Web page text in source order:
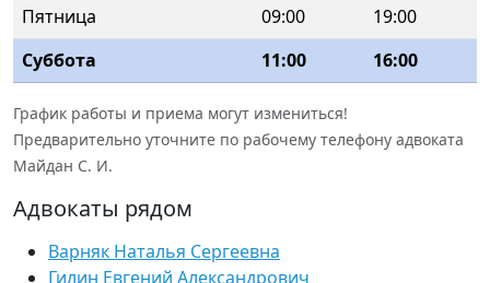
Пятница
09:00
19:00
Суббота
11:00 16:00
График работы и приема могут измениться!
Предварительно уточните по рабочему телефону адвоката
Майдан С. И.
Адвокаты рядом
Варняк Наталья Сергеевна
Гилин Евгений Александрович